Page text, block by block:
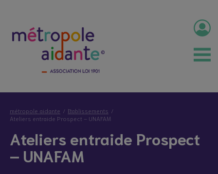
métropole aidante
Etablissements
Ateliers entraide Prospect – UNAFAM
Ateliers entraide Prospect
– UNAFAM